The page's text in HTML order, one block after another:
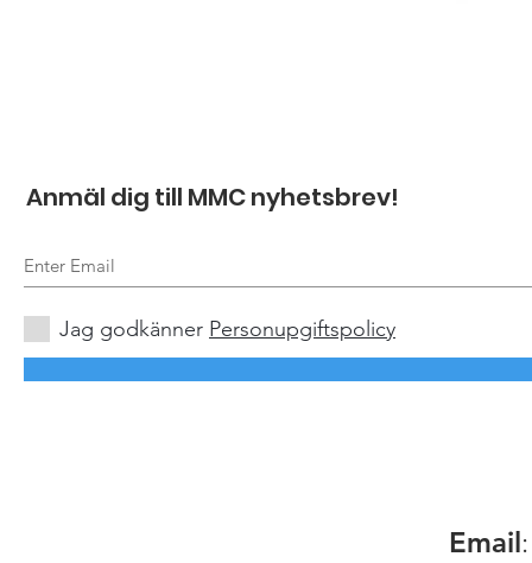
Anmäl dig till MMC nyhetsbrev!
Jag godkänner Personupgiftspolicy
Email